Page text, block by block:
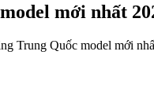
mới nhất
Trung Quốc model mới